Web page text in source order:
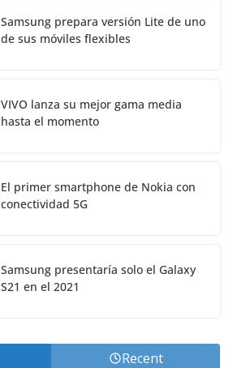
Samsung prepara versión Lite de uno
de sus móviles flexibles
VIVO lanza su mejor gama media
hasta el momento
El primer smartphone de Nokia con
conectividad 5G
Samsung presentaría solo el Galaxy
S21 en el 2021
Recent